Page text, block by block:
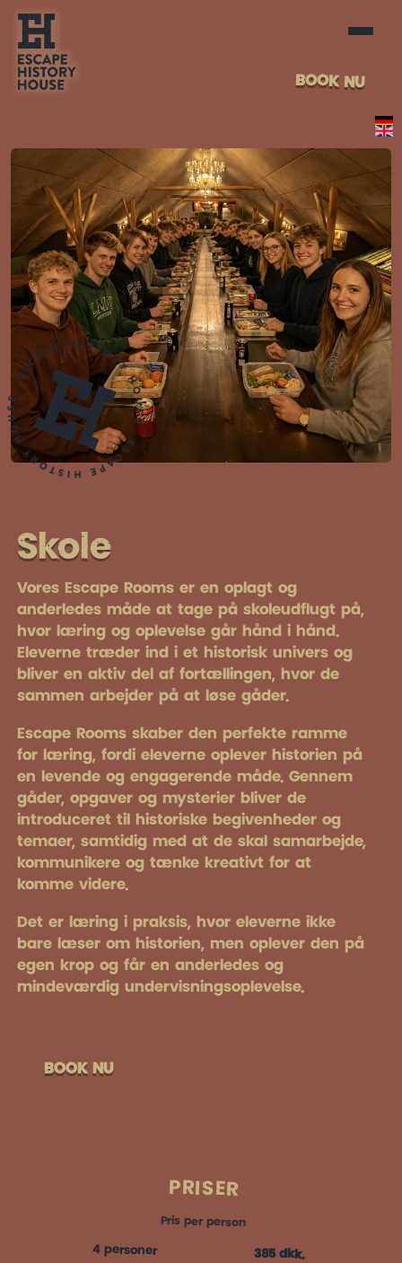
BOOK NU
Skole
Vores Escape Rooms er en oplagt og
anderledes måde at tage på skoleudflugt på,
hvor læring og oplevelse går hånd i hånd.
Eleverne træder ind i et historisk univers og
bliver en aktiv del af fortællingen, hvor de
sammen arbejder på at løse gåder.
Escape Rooms skaber den perfekte ramme
for læring, fordi eleverne oplever historien på
en levende og engagerende måde. Gennem
gåder, opgaver og mysterier bliver de
introduceret til historiske begivenheder og
temaer, samtidig med at de skal samarbejde,
kommunikere og tænke kreativt for at
komme videre.
Det er læring i praksis, hvor eleverne ikke
bare læser om historien, men oplever den på
egen krop og får en anderledes og
mindeværdig undervisningsoplevelse.
BOOK NU
PRISER
Pris per person
4 personer 385 dkk.